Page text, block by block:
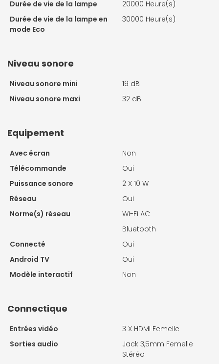
Durée de vie de la lampe
20000 Heure(s)
Durée de vie de la lampe en
mode Eco
30000 Heure(s)
Niveau sonore
Niveau sonore mini
19 dB
Niveau sonore maxi
32 dB
Equipement
Avec écran
Non
Télécommande
Oui
Puissance sonore
2 X 10 W
Réseau
Oui
Norme(s) réseau
Wi-Fi AC
Bluetooth
Connecté
Oui
Android TV
Oui
Modèle interactif
Non
Connectique
Entrées vidéo 3 X HDMI Femelle
Sorties audio
Jack 3,5mm Femelle
Stéréo